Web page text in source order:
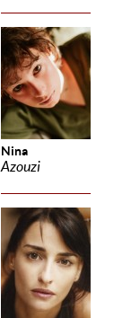
Nina
Azouzi